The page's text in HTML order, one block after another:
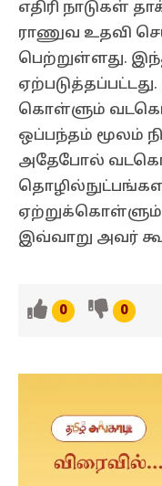
எதிரி நாடுகள்
ராணுவ உதவி
பெற்றுள்ளது.
கொள்ளும்
ஒப்பந்தம் மூலம்
அதேபோல்
இவ்வாறு அவர்
0 0